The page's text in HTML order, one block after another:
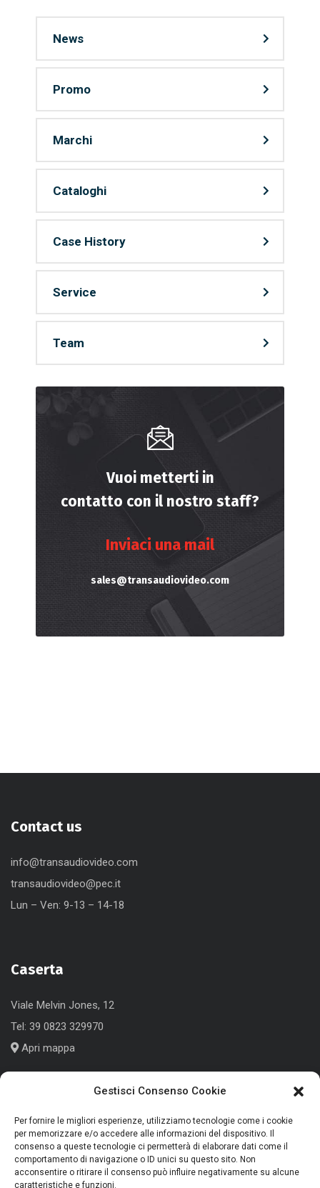
Gestisci Consenso Cookie
Per fornire le migliori esperienze, utilizziamo tecnologie come i cookie
per memorizzare e/o accedere alle informazioni del dispositivo. Il
consenso a queste tecnologie ci permetterà di elaborare dati come il
comportamento di navigazione o ID unici su questo sito. Non
acconsentire o ritirare il consenso può influire negativamente su alcune
caratteristiche e funzioni.
News
Promo
Marchi
Cataloghi
Case History
Service
Team
Vuoi metterti in
contatto con il nostro staff?
Inviaci una mail
sales@transaudiovideo.com
Contact us
info@transaudiovideo.com
transaudiovideo@pec.it
Lun – Ven: 9-13 – 14-18
Caserta
Viale Melvin Jones, 12
Tel: 39 0823 329970
Apri mappa
Cologno Monzese (MI)
Corso Roma, 186
Tel:+39 039 791339